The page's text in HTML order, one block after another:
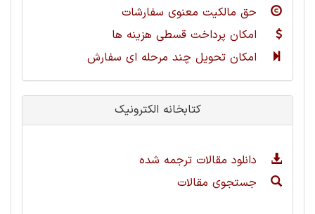
حق مالکیت معنوی سفارشات
امکان پرداخت قسطی هزینه ها
امکان تحویل چند مرحله ای سفارش
کتابخانه الکترونیک
دانلود مقالات ترجمه شده
جستجوی مقالات